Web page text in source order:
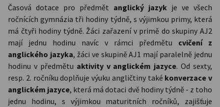
Časová dotace pro předmět anglický jazyk je ve všech
ročnících gymnázia tři hodiny týdně, s výjimkou primy, která
má čtyři hodiny týdně. Žáci zařazení v primě do skupiny AJ2
mají jednu hodinu navíc v rámci předmětu cvičení z
anglického jazyka, žáci ve skupině AJ1 mají paralelně jednu
hodinu v předmětu aktivity v anglickém jazyce. Od sexty,
resp. 2. ročníku doplňuje výuku angličtiny také konverzace v
anglickém jazyce, která má dotaci dvě hodiny týdně - z toho
jednu hodinu, s výjimkou maturitních ročníků, zajišťuje